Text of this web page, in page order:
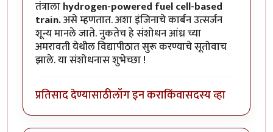
तंत्रालाhydrogen-powered fuel cell-based
train.असे म्हणतात. अशा इंजिनाचे कार्बन उत्सर्जन
शून्य मानले जाते. नुकतेच हे संशोधन आंध्र च्या
अमरावती येथील विद्यापीठात सुरू करण्याचे सूतोवाच
झाले. या संशोधनास शुभेच्छा !
प्रतिसाद देण्यासाठीलॉग इन कराकिंवासदस्य व्हा